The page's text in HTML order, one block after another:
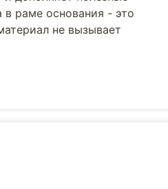
раме основания - это
не вызывает